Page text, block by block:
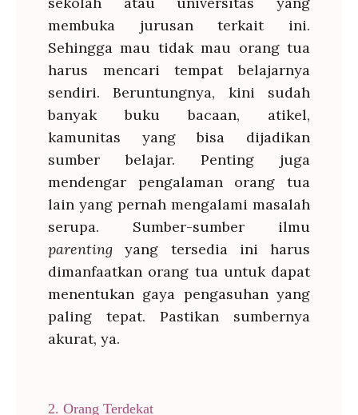
membuka jurusan terkait ini.
Sehingga mau tidak mau orang tua
harus mencari tempat belajarnya
sendiri. Beruntungnya, kini sudah
banyak buku bacaan, atikel,
kamunitas yang bisa dijadikan
sumber belajar. Penting juga
mendengar pengalaman orang tua
lain yang pernah mengalami masalah
serupa. Sumber-sumber ilmu
parenting yang tersedia ini harus
dimanfaatkan orang tua untuk dapat
menentukan gaya pengasuhan yang
paling tepat. Pastikan sumbernya
akurat, ya.
2. Orang Terdekat